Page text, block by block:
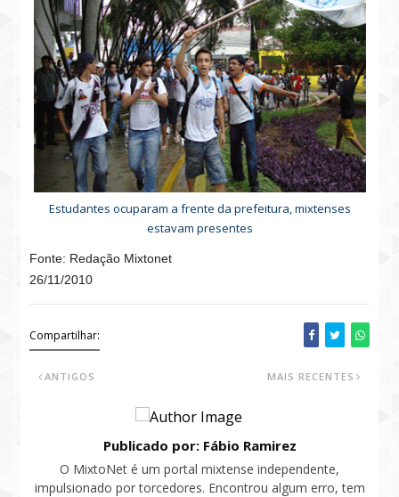
Estudantes ocuparam a frente da prefeitura, mixtenses
estavam presentes
Fonte: Redação Mixtonet
26/11/2010
Compartilhar:
MAIS RECENTES
ANTIGOS
Publicado por: Fábio Ramirez
O MixtoNet é um portal mixtense independente,
impulsionado por torcedores. Encontrou algum erro, tem